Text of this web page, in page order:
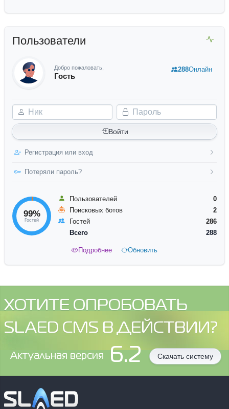
Пользователи
Добро пожаловать,
Гость
Ник Пароль
Войти
Регистрация или вход
Потеряли пароль?
288Онлайн
99%
Гостей
Пользователей
0
Поисковых ботов
2
Гостей
286
Всего
288
Подробнее Обновить
ХОТИТЕ ОПРОБОВАТЬ
SLAED CMS В ДЕЙСТВИИ?
Aктуальная версия 6.2 Скачать систему